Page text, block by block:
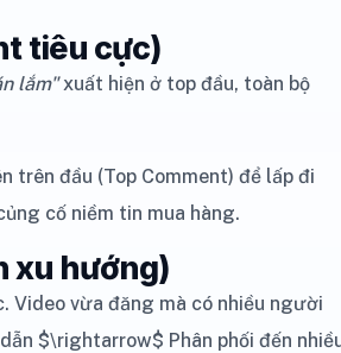
tiêu cực)
lắm"xuất hiện ở top đầu, toàn bộ
trên đầu (Top Comment) để lấp đi
cố niềm tin mua hàng.
xu hướng)
vừa đăng mà có nhiều người
$\rightarrow$ Phân phối đến